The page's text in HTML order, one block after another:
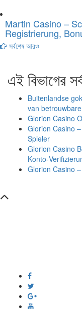
Martin Casino –
Registrierung,
সর্বশেষ আরও
এই বিভাগের
Buitenlandse
van
Glorion Casino
Glorion Casino
Spieler
Glorion Casino
Glorion Casino